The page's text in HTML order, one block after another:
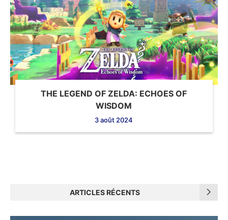
THE LEGEND OF ZELDA: ECHOES OF
WISDOM
3 août 2024
ARTICLES RÉCENTS